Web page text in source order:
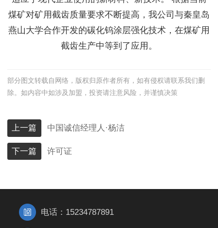
煤矿对矿用截齿质量要求不断提高，我公司与秦皇岛
燕山大学合作开发的碳化钨涂层强化技术，在煤矿用
截齿生产中等到了应用。
部分图文转载自网络，版权归原作者所有，如有侵权请联系我们删
除。如内容中如涉及加盟，投资请注意风险，并谨慎决策
上一篇 中国诚信经理人·杨洁
下一篇 许可证
电话：15234787891